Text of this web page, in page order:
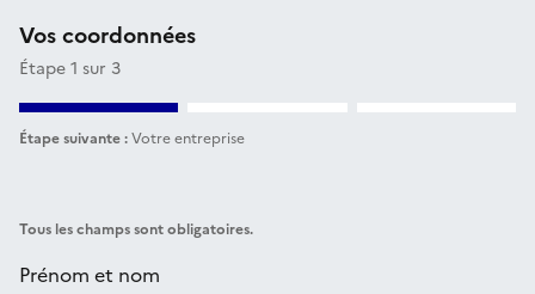
Étape 1 sur 3
Vos coordonnées
Étape suivante :Votre entreprise
Tous les champs sont obligatoires.
Prénom et nom